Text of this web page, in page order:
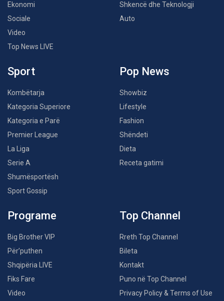
Ekonomi
Sociale
Video
Top News LIVE
Shkencë dhe Teknologji
Auto
Sport
Kombëtarja
Kategoria Superiore
Kategoria e Parë
Premier League
La Liga
Serie A
Shumësportësh
Sport Gossip
Pop News
Showbiz
Lifestyle
Fashion
Shëndeti
Dieta
Receta gatimi
Programe
Big Brother VIP
Për’puthen
Shqipëria LIVE
Fiks Fare
Video
Top Channel
Rreth Top Channel
Bileta
Kontakt
Puno në Top Channel
Privacy Policy & Terms of Use